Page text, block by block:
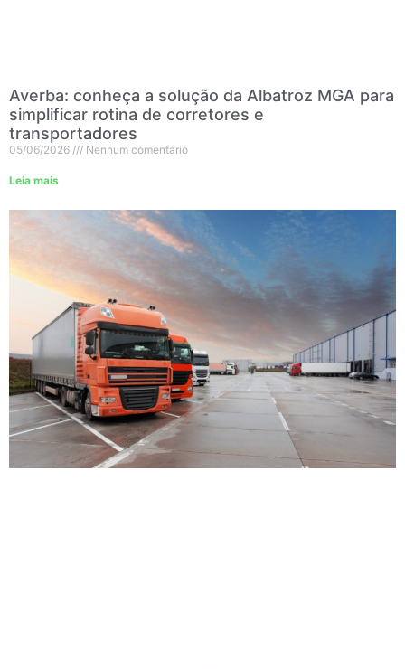
Averba: conheça a solução da Albatroz MGA para
simplificar rotina de corretores e
transportadores
05/06/2026 Nenhum comentário
Leia mais